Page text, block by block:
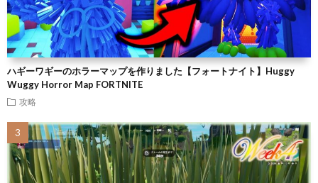
ハギーワギーのホラーマップを作りました【フォートナイト】Huggy
Wuggy Horror Map FORTNITE
攻略